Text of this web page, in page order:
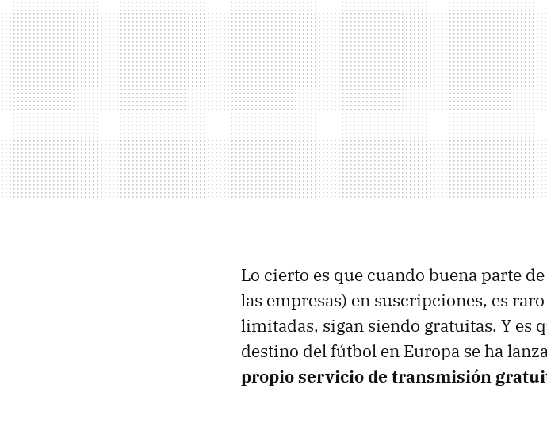
Lo cierto es que cuando buena parte
las empresas) en suscripciones, es
limitadas, sigan siendo gratuitas. Y es
destino del fútbol en Europa se ha
propio servicio de transmisión